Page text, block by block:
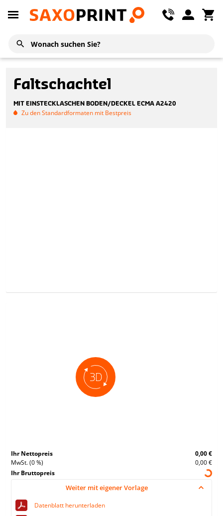
Faltschachtel
MIT EINSTECKLASCHEN BODEN/DECKEL ECMA A2420
Zu den Standardformaten mit Bestpreis
Ihr Nettopreis
0,00 €
MwSt. (0 %)
0,00 €
Ihr Bruttopreis
Weiter mit eigener Vorlage
Datenblatt herunterladen